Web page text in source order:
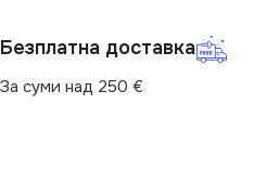
Безплатна доставка
За суми над 250 €